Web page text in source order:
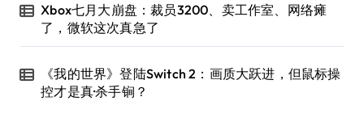
Xbox七月大崩盘：裁员3200、卖工作室、网络瘫
了，微软这次真急了
《我的世界》登陆Switch 2：画质大跃进，但鼠标操
控才是真·杀手锏？